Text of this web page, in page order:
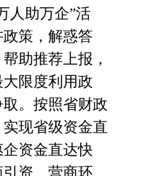
人助万企”活
策，解惑答
助推荐上报，
限度利用政
。 按照省财政
实现省级资金直
企资金直达快
引资、营商环